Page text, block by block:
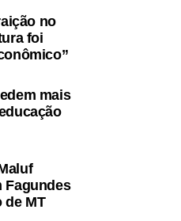
no
foi
mais
Fagundes
de MT